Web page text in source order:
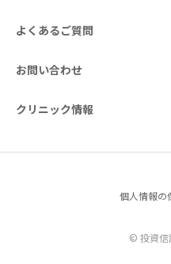
よくあるご質問
お問い合わせ
クリニック情報
個人情報の
© 投資信